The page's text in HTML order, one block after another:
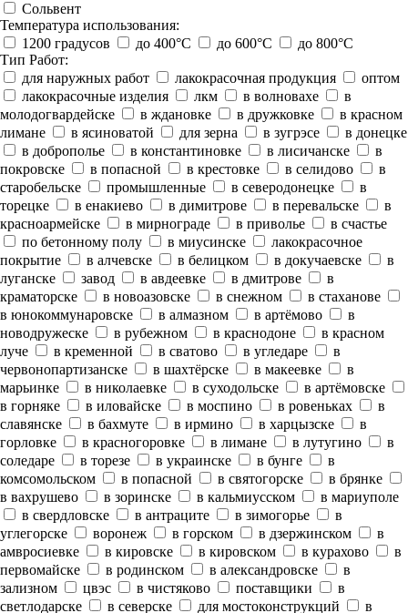
Сольвент
Температура использования:
1200 градусов
до 400°C до 600°C
до 800°C
Тип Работ:
для наружных работ
лакокрасочная продукция
оптом
лакокрасочные изделия
лкм в волновахе
в
молодогвардейске
в ждановке в дружковке
в красном
лимане
в ясиноватой для зерна в зугрэсе
в донецке
в доброполье
в константиновке в лисичанске
в
покровске
в попасной в крестовке в селидово
в
старобельске
промышленные в северодонецке
в
торецке
в енакиево в димитрове в перевальске
в
красноармейске
в мирнограде в приволье
в счастье
по бетонному полу
в миусинске
лакокрасочное
покрытие
в алчевске в белицком в докучаевске
в
луганске
завод в авдеевке в дмитрове
в
краматорске
в новоазовске в снежном
в стаханове
в юнокоммунаровске
в алмазном в артёмово
в
новодружеске
в рубежном в краснодоне
в красном
луче
в кременной в сватово в угледаре
в
червонопартизанске
в шахтёрске в макеевке
в
марьинке
в николаевке в суходольске
в артёмовске
в горняке
в иловайске в моспино в ровеньках
в
славянске
в бахмуте в ирмино в харцызске
в
горловке
в красногоровке в лимане в лутугино
в
соледаре
в торезе в украинске в бунге
в
комсомольском
в попасной в святогорске
в брянке
в вахрушево
в зоринске в кальмиусском
в мариуполе
в свердловске
в антраците в зимогорье
в
углегорске
воронеж в горском в дзержинском
в
амвросиевке
в кировске в кировском в курахово
в
первомайске
в родинском в александровске
в
зализном
цвэс в чистяково поставщики
в
светлодарске
в северске для мостоконструкций в